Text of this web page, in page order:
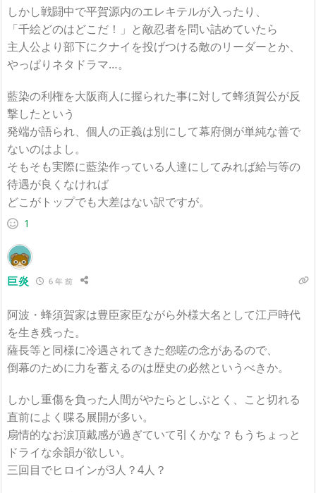
しかし戦闘中で平賀源内のエレキテルが入ったり、
「千絵どのはどこだ！」と敵忍者を問い詰めていたら
主人公より部下にクナイを投げつける敵のリーダーとか、
やっぱりネタドラマ…。
藍染の利権を大阪商人に握られた事に対して蜂須賀公が反
撃したという
発端が語られ、個人の正義は別にして幕府側が単純な善で
ないのはよし。
そもそも実際に藍染作っている人達にしてみれば給与等の
待遇が良くなければ
どこがトップでも大差はない訳ですが。
1
巨炎 6 年 前
阿波・蜂須賀家は豊臣家臣ながら外様大名として江戸時代
を生き残った。
薩長等と同様に冷遇されてきた怨嗟の念があるので、
倒幕のために力を蓄えるのは歴史の必然というべきか。
しかし重傷を負った人間がやたらとしぶとく、こと切れる
直前によく喋る展開が多い。
扇情的なお涙頂戴感が過ぎていて引くかな？もうちょっと
ドライな余韻が欲しい。
三回目でヒロインが3人？4人？